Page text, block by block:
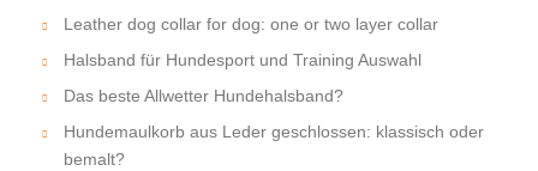
Leather dog collar for dog: one or two layer collar
Halsband für Hundesport und Training Auswahl
Das beste Allwetter Hundehalsband?
Hundemaulkorb aus Leder geschlossen: klassisch oder
bemalt?